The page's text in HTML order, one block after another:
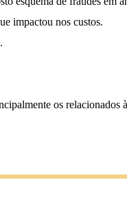
impactou nos custos.
os relacionados